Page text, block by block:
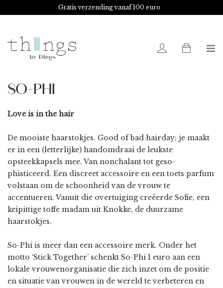
Gratis verzending vanaf 100 euro
SO-PHI
Love is in the hair
De mooiste haarstokjes. Good of bad hairday; je maakt
er in een (letterlijke) handomdraai de leukste
opsteekkapsels mee. Van nonchalant tot geso-
phisticeerd. Een discreet accessoire en een toets parfum
volstaan om de schoonheid van de vrouw te
accentueren. Vanuit die overtuiging creëerde Sofie, een
keipittige toffe madam uit Knokke, de duurzame
haarstokjes.
So-Phi is meer dan een accessoire merk. Onder het
motto ‘Stick Together’ schenkt So-Phi 1 euro aan een
lokale vrouwenorganisatie die zich inzet om de positie
en situatie van vrouwen in de wereld te verbeteren en